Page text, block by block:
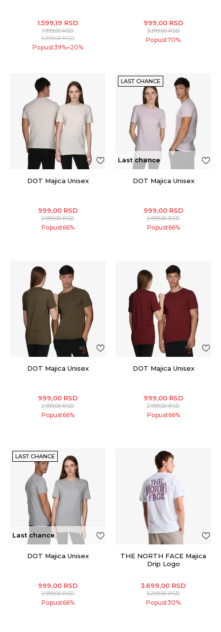
1.599,19 RSD
1.999,00RSD
3.299,00RSD
Popust39%+20%
999,00 RSD
3.399,00RSD
Popust70%
DOT Majica Unisex
999,00 RSD
2.999,00RSD
Popust66%
LAST CHANCE
Last chance
DOT Majica Unisex
999,00 RSD
2.999,00RSD
Popust66%
DOT Majica Unisex
999,00 RSD
2.999,00RSD
Popust66%
DOT Majica Unisex
999,00 RSD
2.999,00RSD
Popust66%
LAST CHANCE
Last chance
DOT Majica Unisex
999,00 RSD
2.999,00RSD
Popust66%
THE NORTH FACE Majica
Drip Logo
3.699,00 RSD
5.299,00RSD
Popust30%